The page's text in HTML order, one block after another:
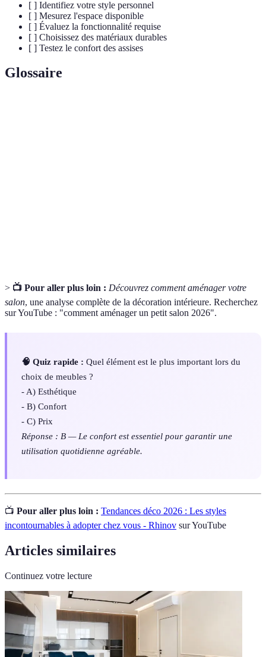
[ ] Identifiez votre style personnel
[ ] Mesurez l'espace disponible
[ ] Évaluez la fonctionnalité requise
[ ] Choisissez des matériaux durables
[ ] Testez le confort des assises
Glossaire
> 📺 Pour aller plus loin : Découvrez comment aménager votre
salon, une analyse complète de la décoration intérieure. Recherchez
sur YouTube : "comment aménager un petit salon 2026".
🧠 Quiz rapide : Quel élément est le plus important lors du
choix de meubles ?
- A) Esthétique
- B) Confort
- C) Prix
Réponse : B — Le confort est essentiel pour garantir une
utilisation quotidienne agréable.
📺 Pour aller plus loin : Tendances déco 2026 : Les styles
incontournables à adopter chez vous - Rhinov sur YouTube
Articles similaires
Continuez votre lecture